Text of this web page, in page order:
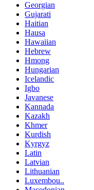
Georgian
Gujarati
Haitian
Hausa
Hawaiian
Hebrew
Hmong
Hungarian
Icelandic
Igbo
Javanese
Kannada
Kazakh
Khmer
Kurdish
Kyrgyz
Latin
Latvian
Lithuanian
Luxembou..